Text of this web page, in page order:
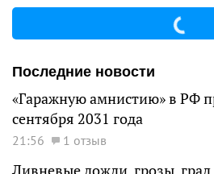
Последние новости
«Гаражную амнистию» в РФ
сентября 2031 года
21:56 1 отзыв
Ливневые дожди, грозы,